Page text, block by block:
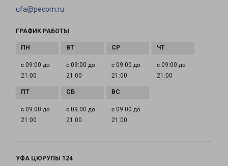
ufa@pecom.ru
ГРАФИК РАБОТЫ
с 09:00 до
21:00
с 09:00 до
21:00
с 09:00 до
21:00
с 09:00 до
21:00
с 09:00 до
21:00
с 09:00 до
21:00
с 09:00 до
21:00
УФА ЦЮРУПЫ 124